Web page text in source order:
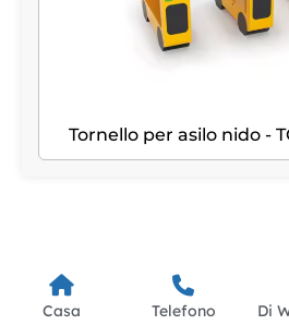
Tornello per asilo nido -
Casa Telefono Di